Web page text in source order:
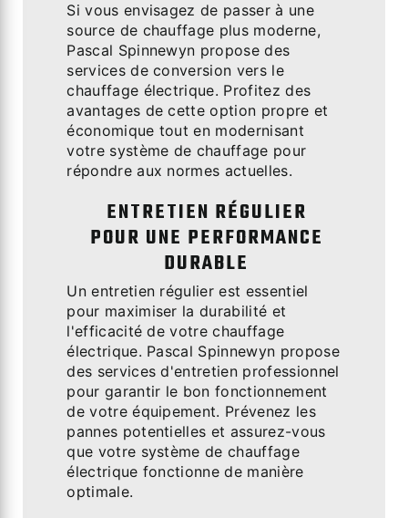
Si vous envisagez de passer à une
source de chauffage plus moderne,
Pascal Spinnewyn propose des
services de conversion vers le
chauffage électrique. Profitez des
avantages de cette option propre et
économique tout en modernisant
votre système de chauffage pour
répondre aux normes actuelles.
ENTRETIEN RÉGULIER
POUR UNE PERFORMANCE
DURABLE
Un entretien régulier est essentiel
pour maximiser la durabilité et
l'efficacité de votre chauffage
électrique. Pascal Spinnewyn propose
des services d'entretien professionnel
pour garantir le bon fonctionnement
de votre équipement. Prévenez les
pannes potentielles et assurez-vous
que votre système de chauffage
électrique fonctionne de manière
optimale.